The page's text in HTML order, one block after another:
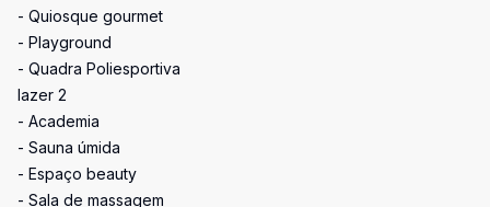
- Quiosque gourmet
- Playground
- Quadra Poliesportiva
lazer 2
- Academia
- Sauna úmida
- Espaço beauty
- Sala de massagem